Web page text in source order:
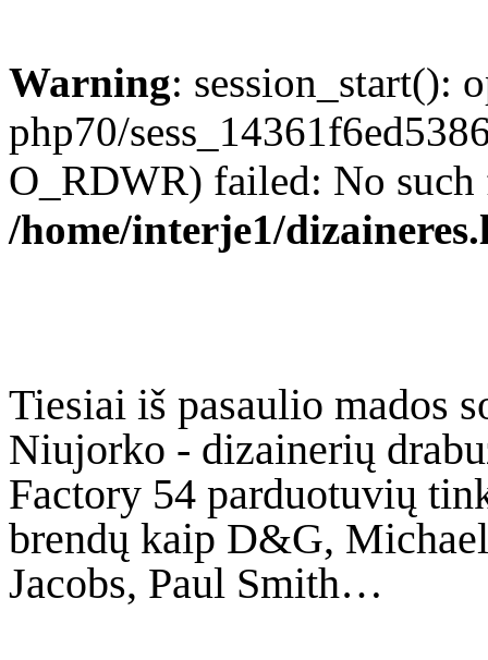
Warning: session_start():
php70/
O_RDWR) failed: No
/home/interje1/
Tiesiai iš pasaulio mados
Niujorko - dizainerių
Factory 54 parduotuvių
brendų kaip D&G,
Jacobs, Paul Smith…